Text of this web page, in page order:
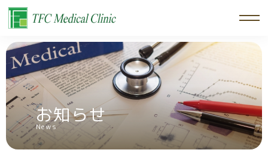
お知らせ
News